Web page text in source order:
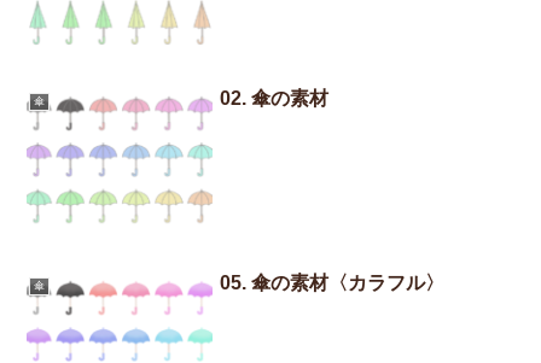
傘 02. 傘の素材
傘 05. 傘の素材〈カラフル〉